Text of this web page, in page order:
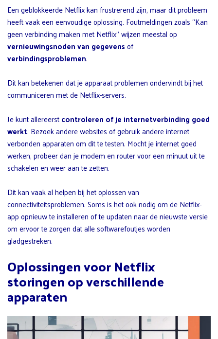
Een geblokkeerde Netflix kan frustrerend zijn, maar dit probleem
heeft vaak een eenvoudige oplossing. Foutmeldingen zoals “Kan
geen verbinding maken met Netflix” wijzen meestal op
vernieuwingsnoden van gegevensof
verbindingsproblemen.
Dit kan betekenen dat je apparaat problemen ondervindt bij het
communiceren met de Netflix-servers.
Je kunt allereerstcontroleren of je internetverbinding goed
werkt. Bezoek andere websites of gebruik andere internet
verbonden apparaten om dit te testen. Mocht je internet goed
werken, probeer dan je modem en router voor een minuut uit te
schakelen en weer aan te zetten.
Dit kan vaak al helpen bij het oplossen van
connectiviteitsproblemen. Soms is het ook nodig om de Netflix-
app opnieuw te installeren of te updaten naar de nieuwste versie
om ervoor te zorgen dat alle softwarefoutjes worden
gladgestreken.
Oplossingen voor Netflix
storingen op verschillende
apparaten